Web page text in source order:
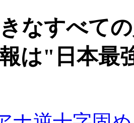
なすべて
は"日本最